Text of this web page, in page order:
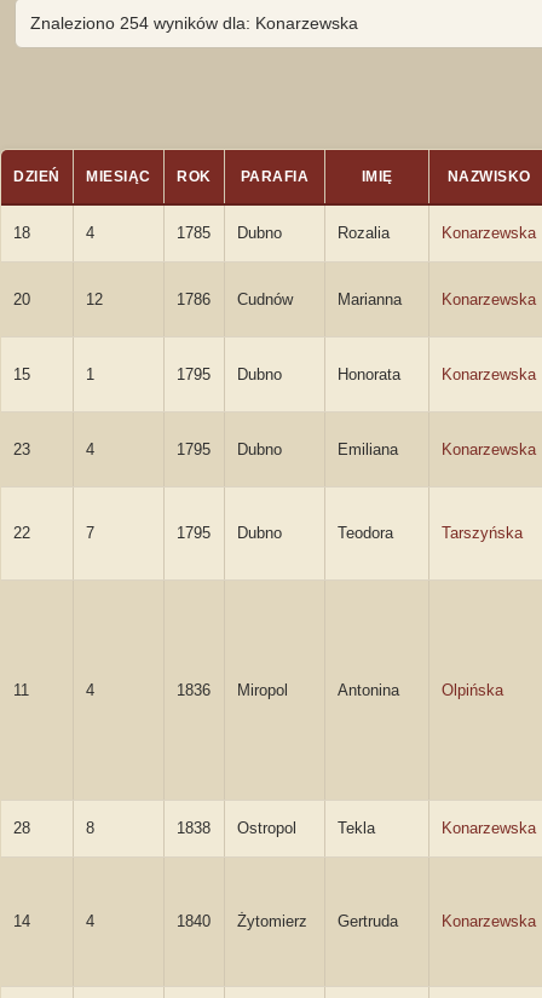
Znaleziono 254 wyników dla: Konarzewska
DZIEŃ MIESIĄC ROK PARAFIA IMIĘ NAZWISKO
18 4 1785 Dubno Rozalia Konarzewska
20 12 1786 Cudnów Marianna Konarzewska
15 1 1795 Dubno Honorata Konarzewska
23 4 1795 Dubno Emiliana Konarzewska
22 7 1795 Dubno Teodora Tarszyńska
11 4 1836 Miropol Antonina Olpińska
28 8 1838 Ostropol Tekla Konarzewska
14 4 1840 Żytomierz Gertruda Konarzewska